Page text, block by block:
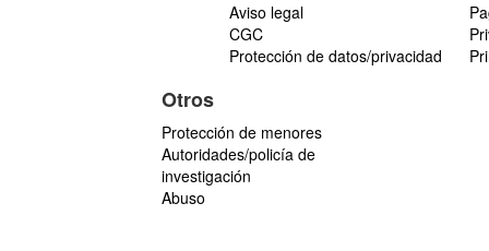
Aviso legal
CGC
Protección de datos/privacidad
Otros
Protección de menores
Autoridades/policía de
investigación
Abuso